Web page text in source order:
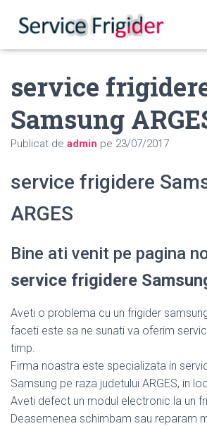
service
Samsung
Publicat de admin pe 23/07/2017
service frigidere
ARGES
Bine ati venit pe pagina
service frigidere
Aveti o problema cu un frigider
faceti este sa ne sunati va oferim
timp.
Firma noastra este specializata in
Samsung pe raza judetului ARGES, in
Aveti defect un modul electronic la un
Deasemenea schimbam sau reparam